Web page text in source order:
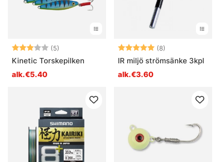
Arvio: (5)
3.0 5:sta tähdestä
Kinetic Torskepilken
alk.€5.40
Arvio: (8)
IR miljö strömsänke 3kpl
alk.€3.60